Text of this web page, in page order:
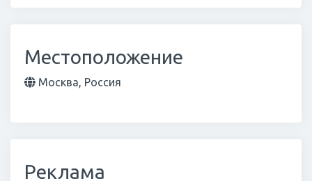
Местоположение
Москва, Россия
Реклама